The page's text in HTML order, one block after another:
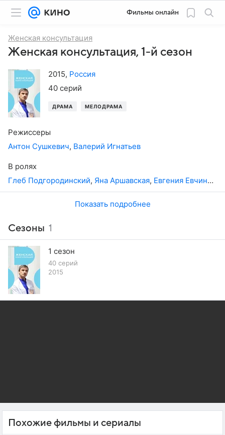
Фильмы онлайн
Женская консультация
Женская консультация, 1-й сезон
2015, Россия
40 серий
ДРАМА МЕЛОДРАМА
Режиссеры
Антон Сушкевич, Валерий Игнатьев
В ролях
Глеб Подгородинский, Яна Аршавская, Евгения Евчина ,
Показать подробнее
Сезоны 1
1 сезон
40 серий
2015
Похожие фильмы и сериалы